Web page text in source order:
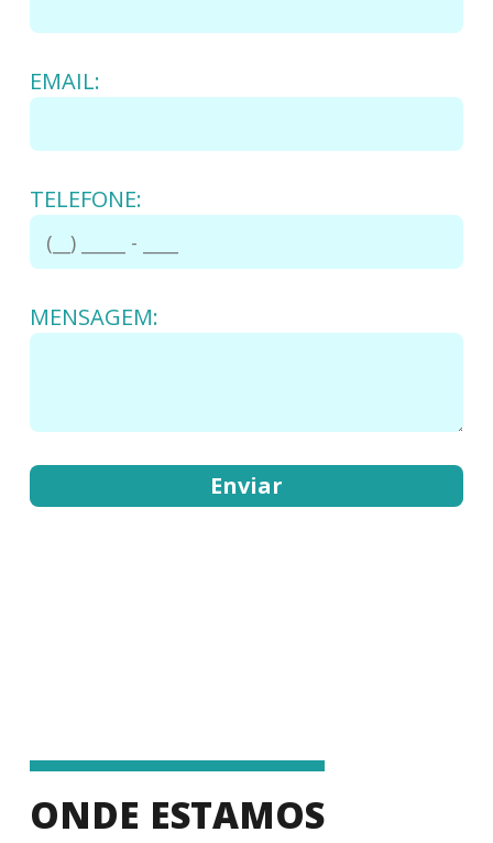
EMAIL:
TELEFONE:
MENSAGEM:
ONDE ESTAMOS